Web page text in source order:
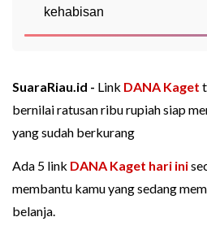
kehabisan
SuaraRiau.id - Link DANA Kaget
bernilai ratusan ribu rupiah siap
yang sudah berkurang
Ada 5 link DANA Kaget hari ini
membantu kamu yang sedang
belanja.